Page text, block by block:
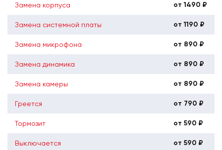
Замена корпуса от 1490 ₽
Замена системной платы от 1190 ₽
Замена микрофона от 890 ₽
Замена динамика от 890 ₽
Замена камеры от 890 ₽
Греется от 790 ₽
Тормозит от 590 ₽
Выключается от 590 ₽